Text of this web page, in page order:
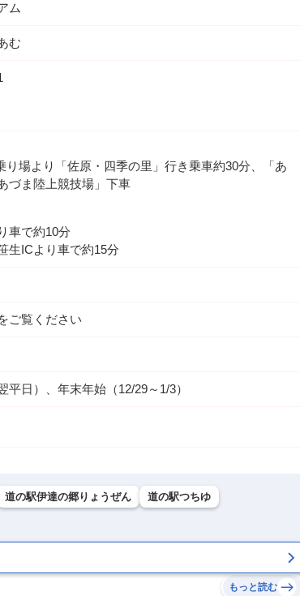
ム
む
り場より「佐原・四季の里」行き乗車約30分、「あ
づま陸上競技場」下車
車で約10分
ICより車で約15分
ご覧ください
日）、年末年始（12/29～1/3）
道の駅伊達の郷りょうぜん
道の駅つちゆ
もっと読む